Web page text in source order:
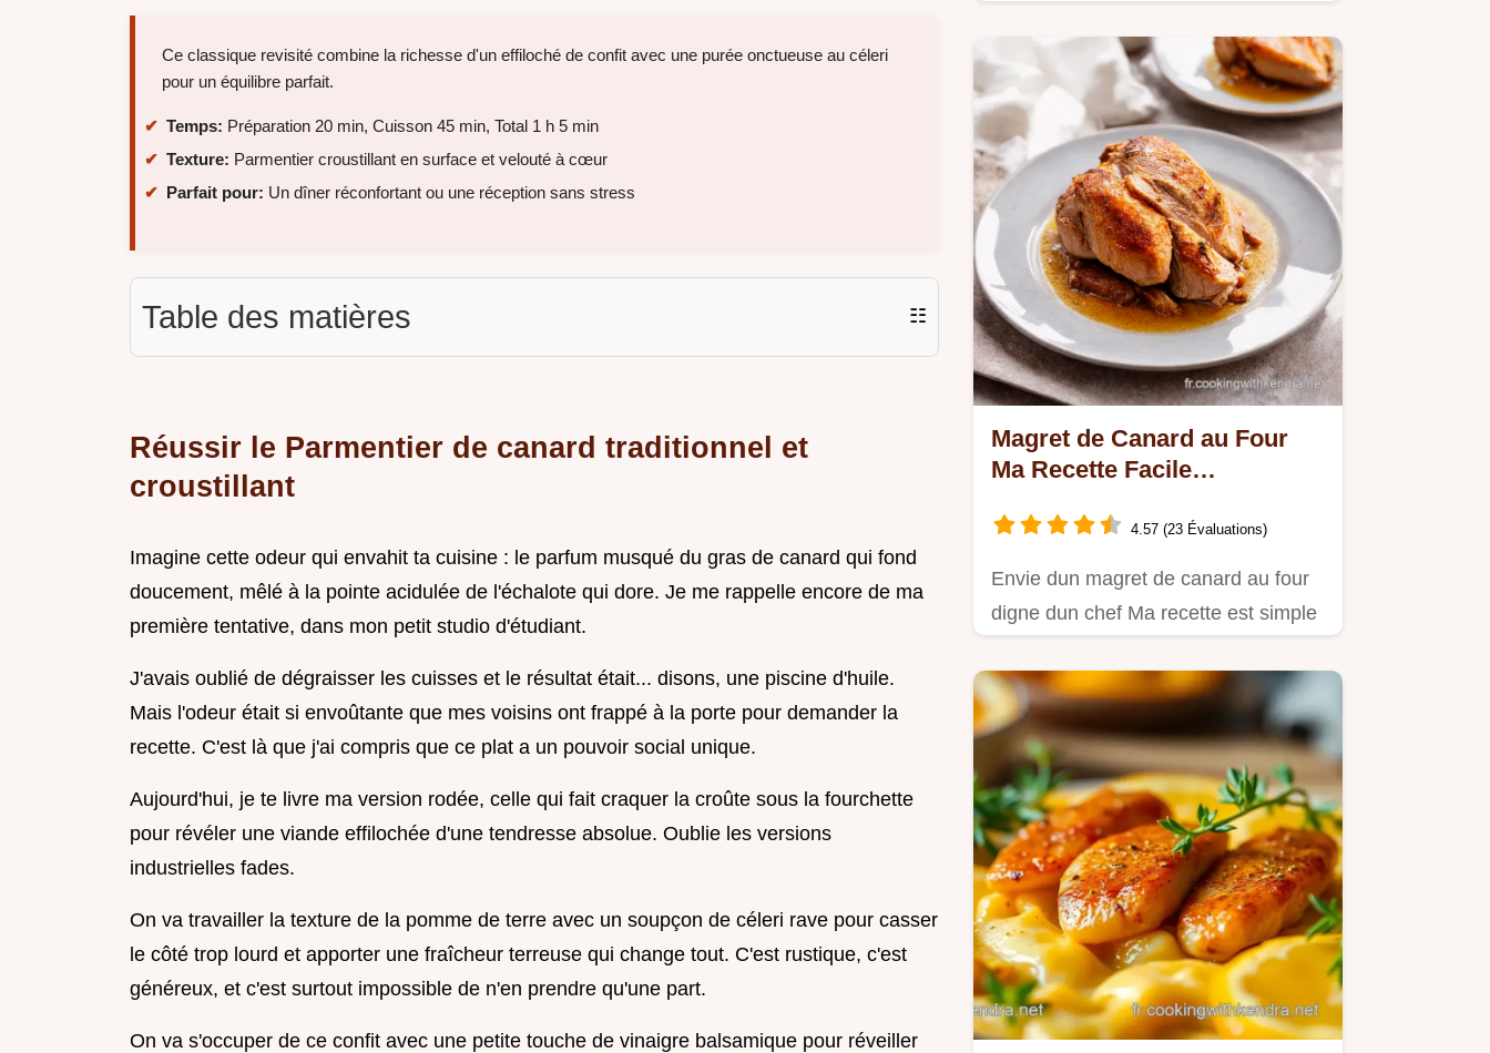
Ce classique revisité combine la richesse d'un effiloché de confit avec une purée onctueuse au céleri
pour un équilibre parfait.
Temps: Préparation 20 min, Cuisson 45 min, Total 1 h 5 min
Texture: Parmentier croustillant en surface et velouté à cœur
Parfait pour: Un dîner réconfortant ou une réception sans stress
Table des matières ☷
Réussir le Parmentier de canard traditionnel et
croustillant
Imagine cette odeur qui envahit ta cuisine : le parfum musqué du gras de canard qui fond
doucement, mêlé à la pointe acidulée de l'échalote qui dore. Je me rappelle encore de ma
première tentative, dans mon petit studio d'étudiant.
J'avais oublié de dégraisser les cuisses et le résultat était... disons, une piscine d'huile.
Mais l'odeur était si envoûtante que mes voisins ont frappé à la porte pour demander la
recette. C'est là que j'ai compris que ce plat a un pouvoir social unique.
Aujourd'hui, je te livre ma version rodée, celle qui fait craquer la croûte sous la fourchette
pour révéler une viande effilochée d'une tendresse absolue. Oublie les versions
industrielles fades.
On va travailler la texture de la pomme de terre avec un soupçon de céleri rave pour casser
le côté trop lourd et apporter une fraîcheur terreuse qui change tout. C'est rustique, c'est
généreux, et c'est surtout impossible de n'en prendre qu'une part.
On va s'occuper de ce confit avec une petite touche de vinaigre balsamique pour réveiller
Magret de Canard au Four
Ma Recette Facile
4.57 (23 Évaluations)
Envie dun magret de canard au four
digne dun chef Ma recette est simple